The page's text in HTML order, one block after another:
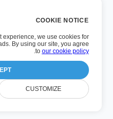
سياسة الخصوصية
شروط الاستخدام
الوصول التنفيذي
رقم الإصدار:
آخر تحديث: الأربعاء، 22 صفر 1448 بعد الهجرة
COOKIE NOTICE
experience, we use cookies for
By using our site, you agree
to our cookie policy
.
CUSTOMIZE